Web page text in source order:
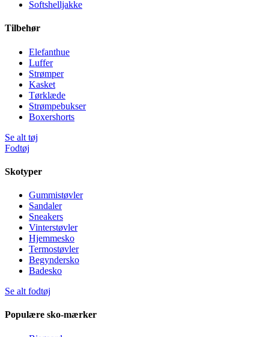
Softshelljakke
Tilbehør
Elefanthue
Luffer
Strømper
Kasket
Tørklæde
Strømpebukser
Boxershorts
Se alt tøj
Fodtøj
Skotyper
Gummistøvler
Sandaler
Sneakers
Vinterstøvler
Hjemmesko
Termostøvler
Begyndersko
Badesko
Se alt fodtøj
Populære sko-mærker